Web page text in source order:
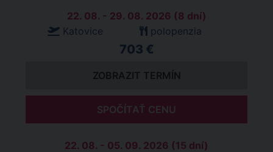
22. 08. - 29. 08. 2026 (8 dní)
Katovice
polopenzia
703 €
ZOBRAZIT TERMÍN
SPOČÍTAŤ CENU
22. 08. - 05. 09. 2026 (15 dní)